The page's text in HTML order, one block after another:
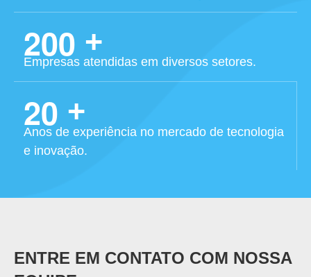
200 +
Empresas atendidas em diversos setores.
20 +
Anos de experiência no mercado de tecnologia
e inovação.
ENTRE EM CONTATO COM NOSSA